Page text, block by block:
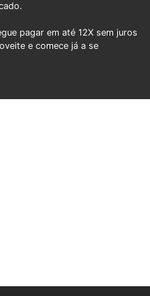
pagar em até 12X sem juros
e comece já a se